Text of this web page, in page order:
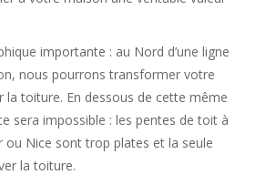
importante : au Nord d’une ligne
nous pourrons transformer votre
la toiture. En dessous de cette même
sera impossible : les pentes de toit à
ou Nice sont trop plates et la seule
la toiture.